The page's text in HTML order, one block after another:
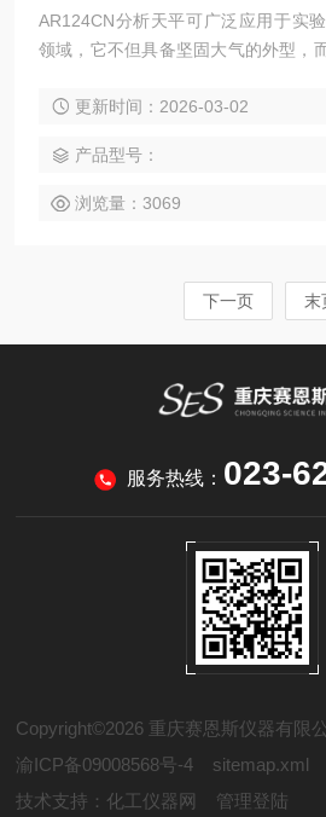
AR124CN分析天平可广泛应用于实
领域，它不但具备坚固大气的外型，
产品。更新时间：2026-03-02
产品型号：
浏览量：3069
下一页 末
服务热线： 023-
Copyright©2026 重庆赛恩斯仪器有限
渝ICP备09008568号-4
sitemap.xml
技术支持： 化工仪器网 管理登陆